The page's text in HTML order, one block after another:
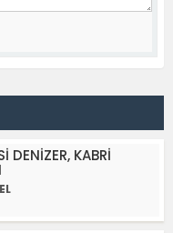
DENİZER, KABRİ